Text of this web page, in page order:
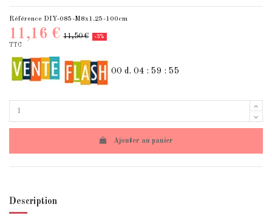
Référence DIY-085-M8x1.25-100cm
11,16 € 11,50 €
-3%
TTC
00 d. 04 : 59 : 54
Ajouter au panier
Description